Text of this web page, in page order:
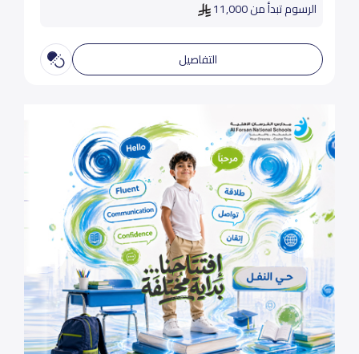
الرسوم تبدأ من 11,000
التفاصيل